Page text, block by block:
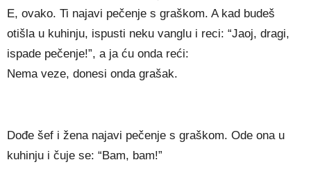
E, ovako. Ti najavi pečenje s graškom. A kad budeš
otišla u kuhinju, ispusti neku vanglu i reci: “Jaoj, dragi,
ispade pečenje!”, a ja ću onda reći:
Nema veze, donesi onda grašak.
Dođe šef i žena najavi pečenje s graškom. Ode ona u
kuhinju i čuje se: “Bam, bam!”